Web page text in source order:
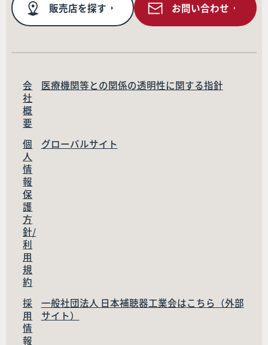
販売店を探す お問い合わせ
会
社
概
要
医療機関等との関係の透明性に関する指針
個
人
情
報
保
護
方
針/
利
用
規
約
グローバルサイト
採
用
情
報
一般社団法人 日本補聴器工業会はこちら（外部
サイト）